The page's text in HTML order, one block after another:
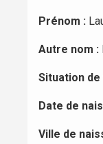
Prénom :
Autre nom :
Situation
Date de
Ville de